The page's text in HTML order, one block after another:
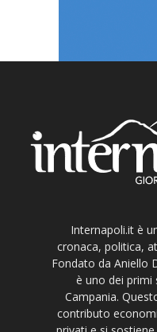
Internapoli.it è
cronaca, politica,
Fondato da Aniello
è uno dei primi
Campania.
contributo